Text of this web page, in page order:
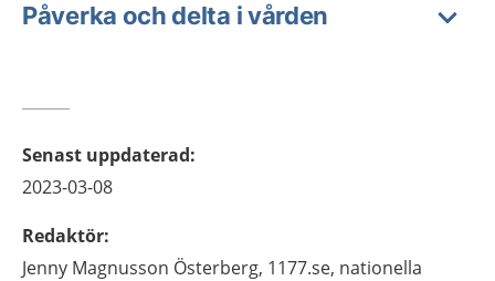
Påverka och delta i vården
Senast uppdaterad:
2023-03-08
Redaktör:
Jenny Magnusson Österberg, 1177.se, nationella